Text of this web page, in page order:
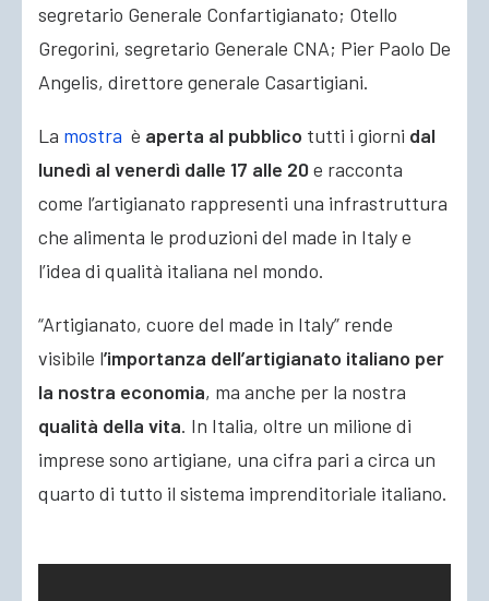
segretario Generale Confartigianato; Otello
Gregorini, segretario Generale CNA; Pier Paolo De
Angelis, direttore generale Casartigiani.
La mostra è aperta al pubblico tutti i giorni dal
lunedì al venerdì dalle 17 alle 20 e racconta
come l’artigianato rappresenti una infrastruttura
che alimenta le produzioni del made in Italy e
l’idea di qualità italiana nel mondo.
“Artigianato, cuore del made in Italy” rende
visibile l’importanza dell’artigianato italiano per
la nostra economia, ma anche per la nostra
qualità della vita. In Italia, oltre un milione di
imprese sono artigiane, una cifra pari a circa un
quarto di tutto il sistema imprenditoriale italiano.